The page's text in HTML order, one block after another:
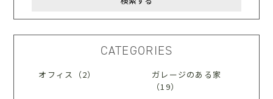
CATEGORIES
オフィス（2）
ガレージのある家
（19）